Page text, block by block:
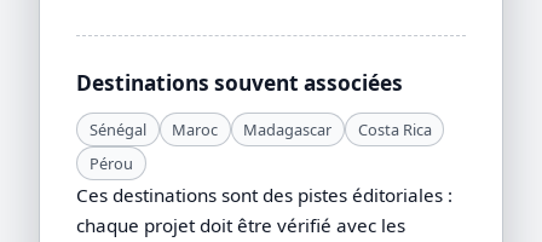
Destinations souvent associées
Sénégal Maroc Madagascar
Costa Rica
Pérou
Ces destinations sont des pistes éditoriales :
chaque projet doit être vérifié avec les